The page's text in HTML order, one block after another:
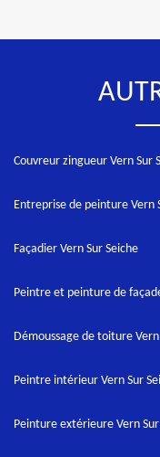
Couvreur zingueur Vern Sur
Entreprise de peinture Vern
Façadier Vern Sur Seiche
Peintre et peinture de
Démoussage de toiture Vern
Peintre intérieur Vern Sur
Peinture extérieure Vern Sur